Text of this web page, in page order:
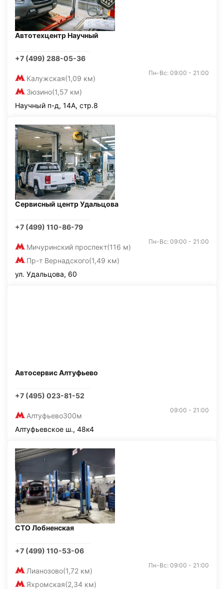
Автотехцентр Научный
+7 (499) 288-05-36
Калужская(1,09 км)
Зюзино(1,57 км)
Пн-Вс: 09:00 - 21:00
Научный п-д, 14А, стр.8
Сервисный центр Удальцова
+7 (499) 110-86-79
Мичуринский проспект(116 м)
Пр-т Вернадского(1,49 км)
Пн-Вс: 09:00 - 21:00
ул. Удальцова, 60
Автосервис Алтуфьево
+7 (495) 023-81-52
Алтуфьево300м
09:00 - 21:00
Алтуфьевское ш., 48к4
СТО Лобненская
+7 (499) 110-53-06
Лианозово(1,72 км)
Яхромская(2,34 км)
Пн-Вс: 09:00 - 21:00